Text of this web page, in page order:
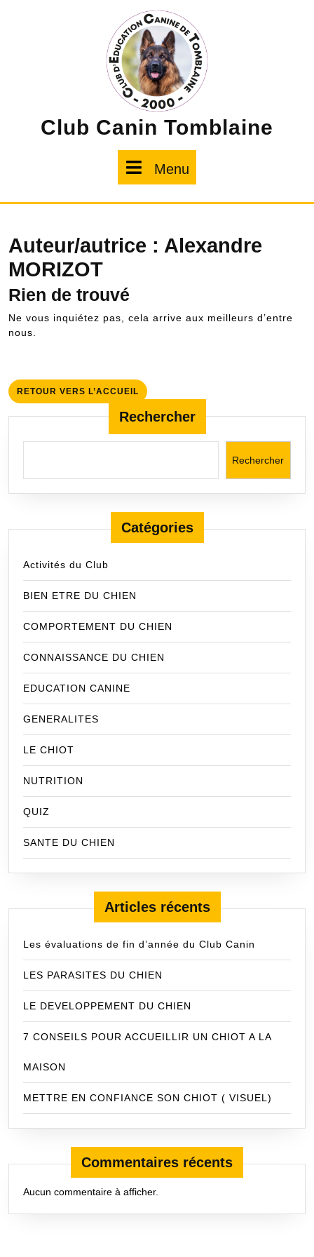
Club Canin Tomblaine
Menu
Auteur/autrice : Alexandre
MORIZOT
Rien de trouvé
Ne vous inquiétez pas, cela arrive aux meilleurs d’entre
nous.
RETOUR VERS L’ACCUEIL RETOUR
VERS
L’ACCUEIL
Rechercher
Rechercher
Catégories
Activités du Club
BIEN ETRE DU CHIEN
COMPORTEMENT DU CHIEN
CONNAISSANCE DU CHIEN
EDUCATION CANINE
GENERALITES
LE CHIOT
NUTRITION
QUIZ
SANTE DU CHIEN
Articles récents
Les évaluations de fin d’année du Club Canin
LES PARASITES DU CHIEN
LE DEVELOPPEMENT DU CHIEN
7 CONSEILS POUR ACCUEILLIR UN CHIOT A LA
MAISON
METTRE EN CONFIANCE SON CHIOT ( VISUEL)
Commentaires récents
Aucun commentaire à afficher.